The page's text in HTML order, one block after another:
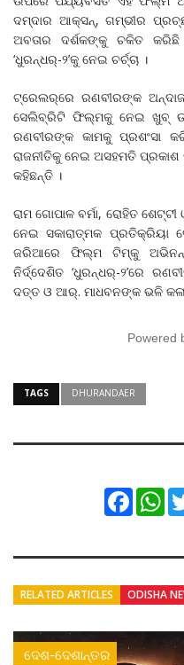
ଦମ୍‌ଦାର ଆକ୍ସନ୍, ଗମ୍ଭୀର
ଅବତାର ଦର୍ଶକଙ୍କୁ ଚକିତ
‘ଧୁରନ୍ଧର୍-୨’କୁ ନେଇ ଚର୍ଚ୍ଚା ।
ଟ୍ରେଲର୍‌ରେ ରଣବୀରଙ୍କ
ସେଲିବ୍ରିଟି ଫିଲ୍ମକୁ ନେଇ ଖୁବ୍
ରଣବୀରଙ୍କ କାମକୁ ପ୍ରଶଂସା
ରାଜନୀତିକୁ ନେଇ ଅସହମତି
କହିଛନ୍ତି ।
ରାମ ଗୋପାଳ ବର୍ମା, ରୋହିତ
ନେଇ ସକାରାତ୍ମକ
ଜରିଆରେ ଫିଲ୍ମ ଟିମ୍‌କୁ
ନିର୍ଦ୍ଦେଶିତ ‘ଧୁରନ୍ଧର୍-୨’ରେ
ଦତ୍ତ ଓ ଆର୍. ମାଧବନଙ୍କ ଭଳି
Powered
TAGS DHURANDAER
Facebook
RELATED ARTICLES ODISHA
ଦେଶ-ଦେଶାନ୍ତର